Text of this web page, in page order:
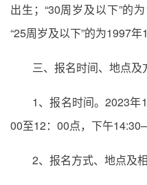
出生；“30周岁及以下”的
“25周岁及以下”的为1997年
三、报名时间、地点及
1、报名时间。2023年
00至12：00点，下午
2、报名方式、地点及